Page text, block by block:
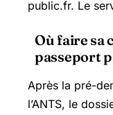
public.fr. Le
Où faire sa
passeport
Après la pré-
l’ANTS, le